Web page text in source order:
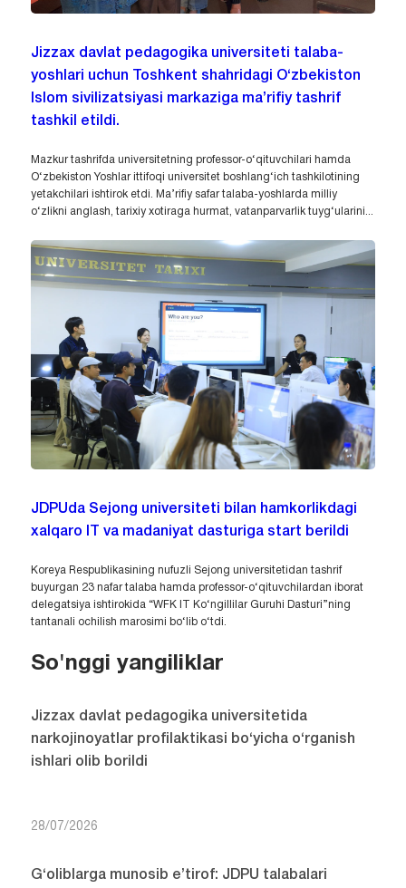
Jizzax davlat pedagogika universiteti talaba-
yoshlari uchun Toshkent shahridagi O‘zbekiston
Islom sivilizatsiyasi markaziga ma’rifiy tashrif
tashkil etildi.
Mazkur tashrifda universitetning professor-o‘qituvchilari hamda
O‘zbekiston Yoshlar ittifoqi universitet boshlang‘ich tashkilotining
yetakchilari ishtirok etdi. Ma’rifiy safar talaba-yoshlarda milliy
o‘zlikni anglash, tarixiy xotiraga hurmat, vatanparvarlik tuyg‘ularini...
JDPUda Sejong universiteti bilan hamkorlikdagi
xalqaro IT va madaniyat dasturiga start berildi
Koreya Respublikasining nufuzli Sejong universitetidan tashrif
buyurgan 23 nafar talaba hamda professor-o‘qituvchilardan iborat
delegatsiya ishtirokida “WFK IT Ko‘ngillilar Guruhi Dasturi”ning
tantanali ochilish marosimi bo‘lib o‘tdi.
So'nggi yangiliklar
Jizzax davlat pedagogika universitetida
narkojinoyatlar profilaktikasi bo‘yicha o‘rganish
ishlari olib borildi
28/07/2026
G‘oliblarga munosib e’tirof: JDPU talabalari